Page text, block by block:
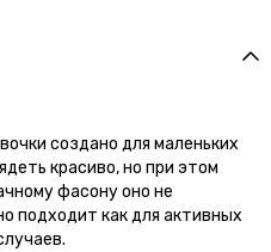
создано для маленьких
красиво, но при этом
фасону оно не
подходит как для активных